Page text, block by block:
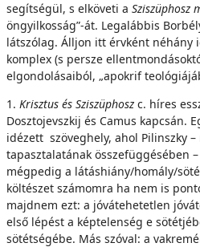
segítségül, s elköveti a Sziszüphosz
öngyilkosság”-át. Legalábbis
látszólag. Álljon itt érvként néhány
komplex (s persze
elgondolásaiból, „apokrif
1. Krisztus és Sziszüphosz c. híres
Dosztojevszkij és Camus kapcsán.
idézett szöveghely, ahol Pilinszky
tapasztalatának összefüggésében
mégpedig a látáshiány/homály/
költészet számomra ha nem is
majdnem ezt: a jóvátehetetlen
első lépést a képtelenség e
sötétségébe. Más szóval: a